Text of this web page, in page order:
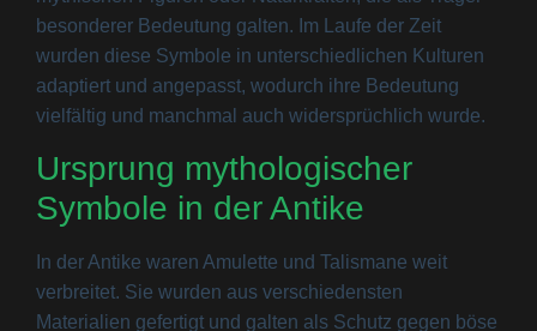
besonderer Bedeutung galten. Im Laufe der Zeit
wurden diese Symbole in unterschiedlichen Kulturen
adaptiert und angepasst, wodurch ihre Bedeutung
vielfältig und manchmal auch widersprüchlich wurde.
Ursprung mythologischer
Symbole in der Antike
In der Antike waren Amulette und Talismane weit
verbreitet. Sie wurden aus verschiedensten
Materialien gefertigt und galten als Schutz gegen böse